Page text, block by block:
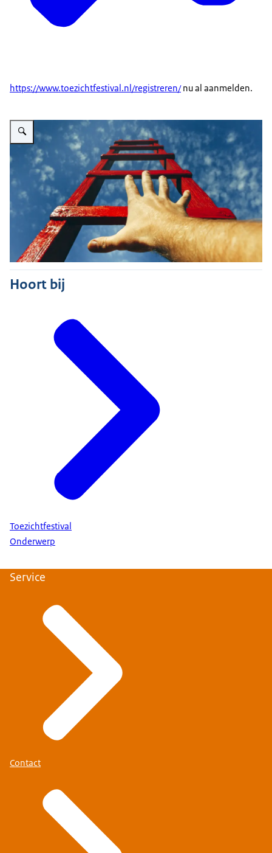
https://www.toezichtfestival.nl/registreren/nu al aanmelden.
Vergroot afbeelding Decoratieve afbeelding die het thema Over grenzen
Hoort bij
Toezichtfestival
Onderwerp
Service
Contact